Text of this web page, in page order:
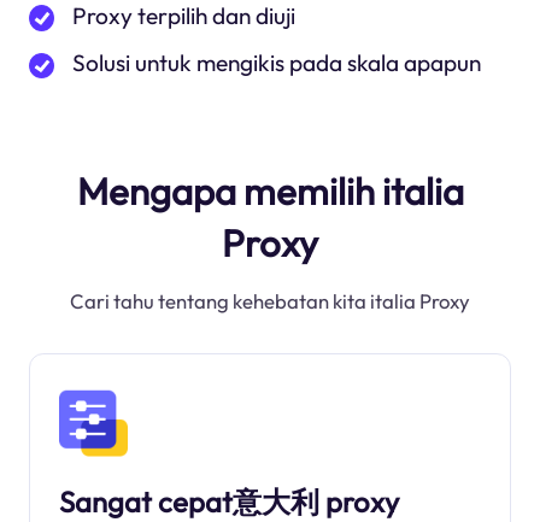
Proxy terpilih dan diuji
Solusi untuk mengikis pada skala apapun
Mengapa memilih italia
Proxy
Cari tahu tentang kehebatan kita italia Proxy
Sangat cepat意大利 proxy